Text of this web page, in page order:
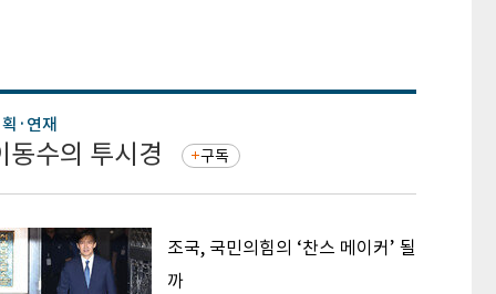
·연재
동수의 투시경 구독
조국, 국민의힘의 ‘찬스 메이커’ 될
까